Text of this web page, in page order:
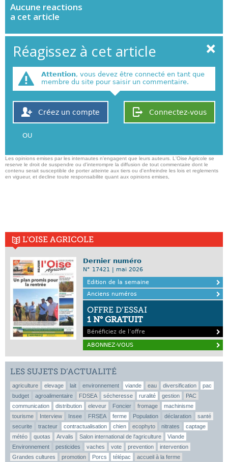
Aucune reactions
a cet article
Réagissez à cet article
Attention, vous devez être connecté en tant que
membre du site pour saisir un commentaire.
Connectez-vous
Créez un compte
OU
Les opinions emises par les internautes n'engagent que leurs auteurs. L'Oise Agricole se
reserve le droit de suspendre ou d'interrompre la diffusion de tout commentaire dont le
contenu serait susceptible de porter atteinte aux tiers ou d'enfreindre les lois et reglements
en vigueur, et decline toute responsabilite quant aux opinions emises,
L'OISE AGRICOLE
Dernier numéro
N° 17421 | mai 2026
Edition de la semaine
Anciens numéros
OFFRE D’ESSAI
1 N° GRATUIT
Bénéficiez de l’offre
ABONNEZ-VOUS
LES SUJETS D’ACTUALITÉ
agriculture elevage lait environnement viande eau diversification
pac
budget
agroalimentaire FDSEA sécheresse ruralité gestion
PAC
communication
distribution eleveur Foncier fromage
machinisme
tourisme
Interview Insee FRSEA ferme Population déclaration
santé
securite
tracteur contractualisation chien ecophyto nitrates
captage
météo
quotas Arvalis Salon international de l'agriculture
Viande
Environnement
pesticides vaches vote prevention
intervention
Grandes cultures
promotion Porcs télépac accueil à la ferme